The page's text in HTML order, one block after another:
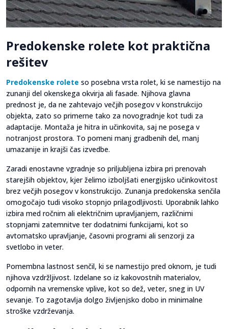
Predokenske rolete kot praktična
rešitev
Predokenske rolete so posebna vrsta rolet, ki se namestijo na
zunanji del okenskega okvirja ali fasade. Njihova glavna
prednost je, da ne zahtevajo večjih posegov v konstrukcijo
objekta, zato so primerne tako za novogradnje kot tudi za
adaptacije. Montaža je hitra in učinkovita, saj ne posega v
notranjost prostora. To pomeni manj gradbenih del, manj
umazanije in krajši čas izvedbe.
Zaradi enostavne vgradnje so priljubljena izbira pri prenovah
starejših objektov, kjer želimo izboljšati energijsko učinkovitost
brez večjih posegov v konstrukcijo. Zunanja predokenska senčila
omogočajo tudi visoko stopnjo prilagodljivosti. Uporabnik lahko
izbira med ročnim ali električnim upravljanjem, različnimi
stopnjami zatemnitve ter dodatnimi funkcijami, kot so
avtomatsko upravljanje, časovni programi ali senzorji za
svetlobo in veter.
Pomembna lastnost senčil, ki se namestijo pred oknom, je tudi
njihova vzdržljivost. Izdelane so iz kakovostnih materialov,
odpornih na vremenske vplive, kot so dež, veter, sneg in UV
sevanje. To zagotavlja dolgo življenjsko dobo in minimalne
stroške vzdrževanja.